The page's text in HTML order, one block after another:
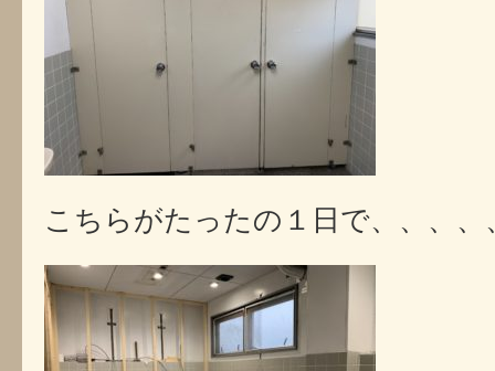
こちらがたったの１日で、、、、